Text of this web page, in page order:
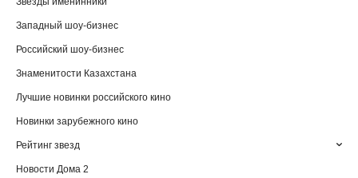
Западный шоу-бизнес
Российский шоу-бизнес
Знаменитости Казахстана
Лучшие новинки российского кино
Новинки зарубежного кино
Рейтинг звезд
Новости Дома 2